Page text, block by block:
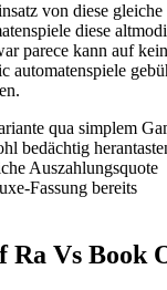
von diese gleiche
diese
parece kann auf
automatenspiele
qua simplem
bedächtig
Auszahlungsquote
Fassung bereits
Vs Book